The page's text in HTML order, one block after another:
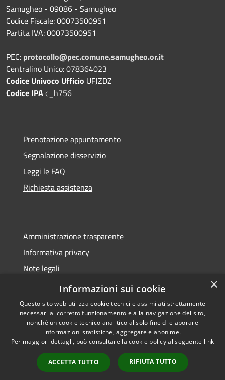
Samugheo - 09086 - Samugheo
Codice Fiscale: 00073500951
Partita IVA: 00073500951
PEC: protocollo@pec.comune.samugheo.or.it
Centralino Unico: 078364023
Codice Univoco Ufficio UFJZDZ
Codice IPAc_h756
Prenotazione appuntamento
Segnalazione disservizio
Leggi le FAQ
Richiesta assistenza
Amministrazione trasparente
Informativa privacy
Note legali
Dichiarazione di accessibilità
Accessibilità
Copyright © 2026 • Comune di
Samugheo • Powered by
Municipium•
Accesso
redazione
×
Informazioni sui cookie
Questo sito web utilizza cookie tecnici e assimilati strettamente
necessari al corretto funzionamento e alla navigazione del sito,
nonché un cookie tecnico analitico al solo fine di elaborare
informazioni statistiche, aggregate e anonime.
Per maggiori dettagli, può consultare la cookie policy al seguente link
ACCETTA TUTTO RIFIUTA TUTTO